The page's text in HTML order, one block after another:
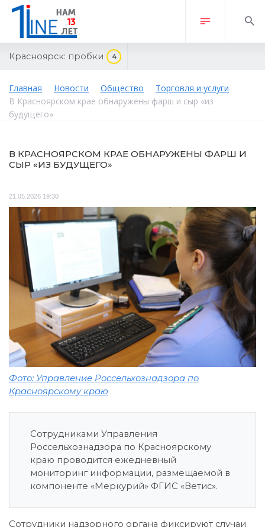
Красноярск: пробки 4
Главная Новости Общество
Торговля и услуги
В Красноярском крае обнаружены фарш и сыр «из
будущего»
В КРАСНОЯРСКОМ КРАЕ ОБНАРУЖЕНЫ ФАРШ И
СЫР «ИЗ БУДУЩЕГО»
21.05.2026 19:30
Фото: Управление Россельхознадзора по
Красноярскому краю
Сотрудниками Управления
Россельхознадзора по Красноярскому
краю проводится ежедневный
мониторинг информации, размещаемой в
компоненте «Меркурий» ФГИС «Ветис».
Сотрудники надзорного органа фиксируют случаи